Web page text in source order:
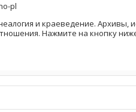
pl
и краеведение.
Нажмите на кнопку